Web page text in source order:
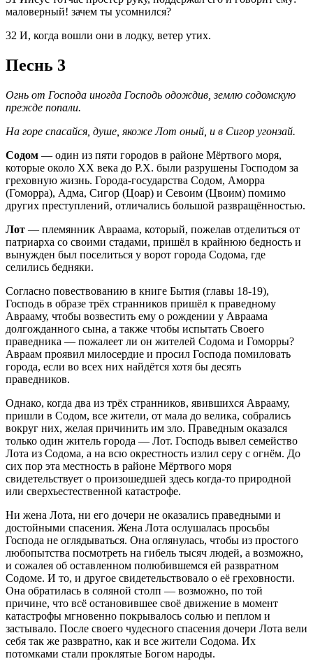
маловерный! зачем ты усомнился?
32 И, когда вошли они в лодку, ветер утих.
Песнь 3
Огнь от Господа иногда Господь одождив, землю содомскую
прежде попали.
На горе спасайся, душе, якоже Лот оный, и в Сигор угонзай.
Содом — один из пяти городов в районе Мёртвого моря,
которые около ХХ века до Р.Х. были разрушены Господом за
греховную жизнь. Города-государства Содом, Аморра
(Гоморра), Адма, Сигор (Цоар) и Севоим (Цвоим) помимо
других преступлений, отличались большой развращённостью.
Лот — племянник Авраама, который, пожелав отделиться от
патриарха со своими стадами, пришёл в крайнюю бедность и
вынужден был поселиться у ворот города Содома, где
селились бедняки.
Согласно повествованию в книге Бытия (главы 18-19),
Господь в образе трёх странников пришёл к праведному
Аврааму, чтобы возвестить ему о рождении у Авраама
долгожданного сына, а также чтобы испытать Своего
праведника — пожалеет ли он жителей Содома и Гоморры?
Авраам проявил милосердие и просил Господа помиловать
города, если во всех них найдётся хотя бы десять
праведников.
Однако, когда два из трёх странников, явившихся Аврааму,
пришли в Содом, все жители, от мала до велика, собрались
вокруг них, желая причинить им зло. Праведным оказался
только один житель города — Лот. Господь вывел семейство
Лота из Содома, а на всю окрестность излил серу с огнём. До
сих пор эта местность в районе Мёртвого моря
свидетельствует о произошедшей здесь когда-то природной
или сверхъестественной катастрофе.
Ни жена Лота, ни его дочери не оказались праведными и
достойными спасения. Жена Лота ослушалась просьбы
Господа не оглядываться. Она оглянулась, чтобы из простого
любопытства посмотреть на гибель тысяч людей, а возможно,
и сожалея об оставленном полюбившемся ей развратном
Содоме. И то, и другое свидетельствовало о её греховности.
Она обратилась в соляной столп — возможно, по той
причине, что всё остановившее своё движение в момент
катастрофы мгновенно покрывалось солью и пеплом и
застывало. После своего чудесного спасения дочери Лота вели
себя так же развратно, как и все жители Содома. Их
потомками стали проклятые Богом народы.